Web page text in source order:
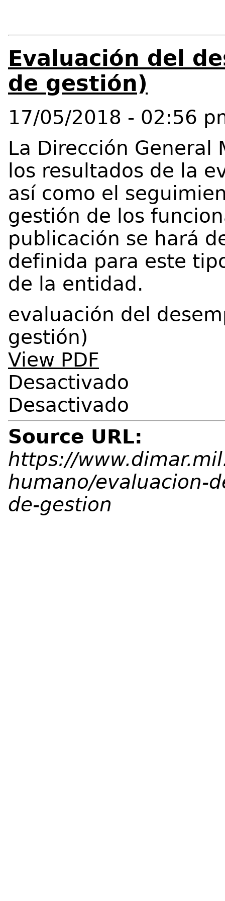
Evaluación del
de gestión)
17/05/2018 - 02:56
La Dirección
los resultados de la
así como el
gestión de los
publicación se hará
definida para este
de la entidad.
evaluación del
gestión)
View PDF
Desactivado
Desactivado
Source URL:
https://
humano/evaluacion-
de-gestion